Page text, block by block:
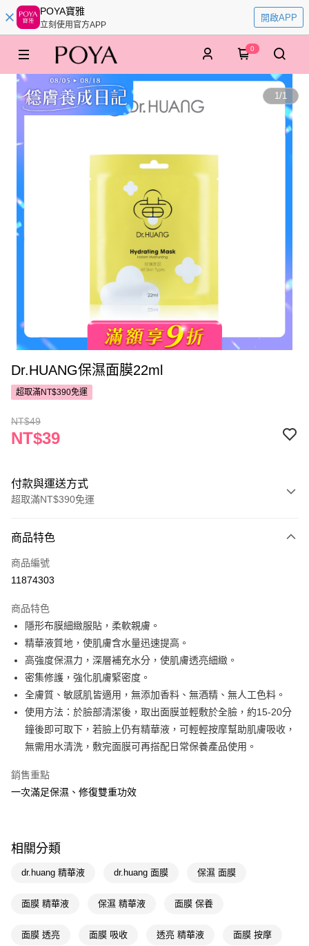
POYA寶雅
立刻使用官方APP
開啟APP
0
1/1
Dr.HUANG保濕面膜22ml
超取滿NT$390免運
NT$49
NT$39
付款與運送方式
超取滿NT$390免運
POYA支付
信用卡一次付款
LINE Pay
Apple Pay
街口支付
悠遊付
Google Pay
AFTEE先享後付
【關於「AFTEE先享後付」】
AFTEE先享後付是「在收到商品之後才付款」的支付方式。 讓您購物簡單
３．安心：先確認商品／服務後，再付款。
【「AFTEE先享後付」結帳流程】
２．訂單成立數日內，您將收到繳費通知簡訊。
ATM／網路銀行／等多元方式進行付款，方視為交易完成。
即享券
全家取貨付款
每筆NT$65，滿NT$390(含以上)免運費
萊爾富取貨付款
商品特色
商品編號
11874303
商品特色
隱形布膜細緻服貼，柔軟親膚。
精華液質地，使肌膚含水量迅速提高。
高強度保濕力，深層補充水分，使肌膚透亮細緻。
密集修護，強化肌膚緊密度。
全膚質、敏感肌皆適用，無添加香料、無酒精、無人工色料。
使用方法：於臉部清潔後，取出面膜並輕敷於全臉，約15-20分
鐘後即可取下，若臉上仍有精華液，可輕輕按摩幫助肌膚吸收，
無需用水清洗，敷完面膜可再搭配日常保養產品使用。
銷售重點
一次滿足保濕、修復雙重功效
相關分類
dr.huang 精華液 dr.huang 面膜 保濕 面膜
面膜 精華液 保濕 精華液 面膜 保養
面膜 透亮 面膜 吸收 透亮 精華液 面膜 按摩